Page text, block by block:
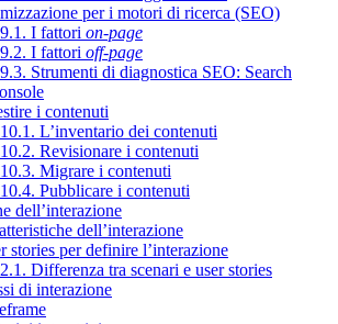
per i motori di ricerca (SEO)
I fattori on-page
I fattori off-page
Strumenti di diagnostica SEO: Search
i contenuti
L’inventario dei contenuti
Revisionare i contenuti
Migrare i contenuti
Pubblicare i contenuti
dell’interazione
dell’interazione
stories per definire l’interazione
Differenza tra scenari e user stories
di interazione